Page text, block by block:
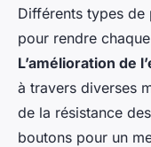
Différents types de
pour rendre
L’amélioration de
à travers diverses
de la résistance
boutons pour un